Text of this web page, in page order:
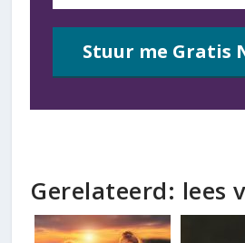
Gerelateerd: lees
Stuur me Gratis